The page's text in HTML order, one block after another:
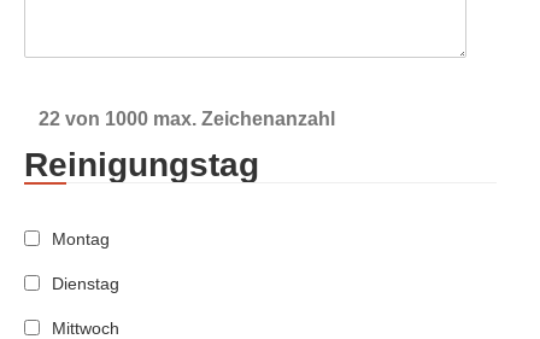
22 von 1000 max. Zeichenanzahl
Reinigungstag
Montag
Dienstag
Mittwoch